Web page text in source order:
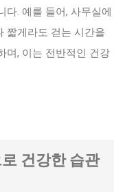
다. 예를 들어, 사무실에
짧게라도 걷는 시간을
며, 이는 전반적인 건강
건강한 습관